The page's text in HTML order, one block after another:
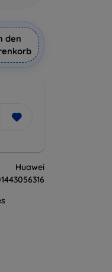
den
Huawei